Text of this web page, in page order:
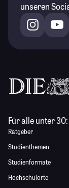
unseren
Für alle unter 30:
Ratgeber
Studienthemen
Studienformate
Hochschulorte